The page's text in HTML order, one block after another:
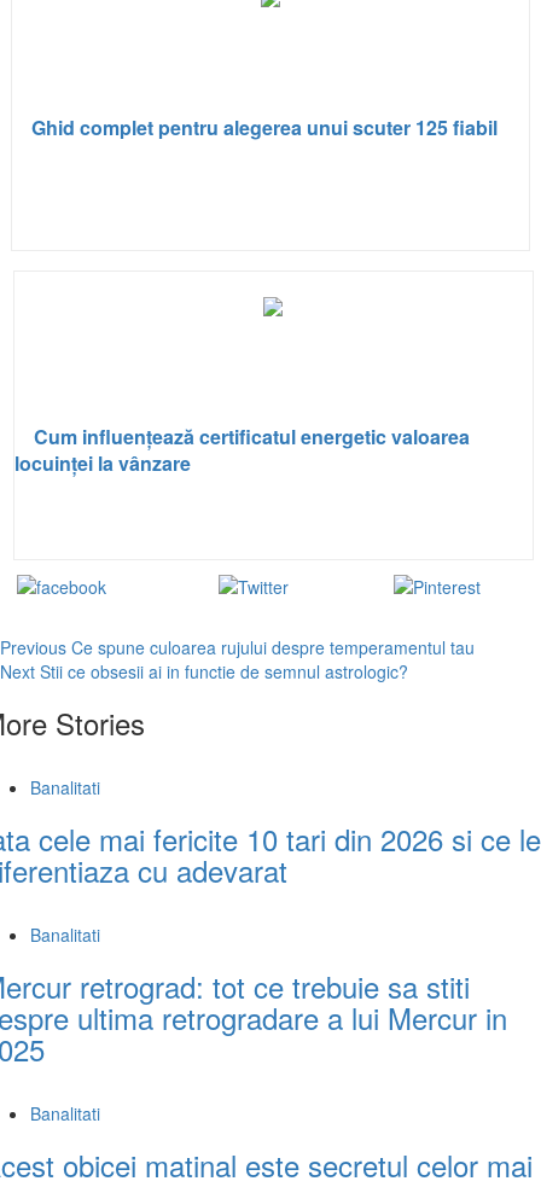
Ghid complet pentru alegerea unui scuter 125 fiabil
Cum influențează certificatul energetic valoarea
locuinței la vânzare
Share on
Tweet
Continue
Reading
Previous Ce spune culoarea rujului despre temperamentul tau
Next Stii ce obsesii ai in functie de semnul astrologic?
Stories
Banalitati
cele mai fericite 10 tari din 2026 si ce le
cu adevarat
Banalitati
retrograd: tot ce trebuie sa stiti
ultima retrogradare a lui Mercur in
Banalitati
obicei matinal este secretul celor mai